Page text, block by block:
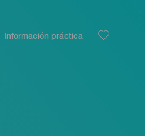
Información práctica